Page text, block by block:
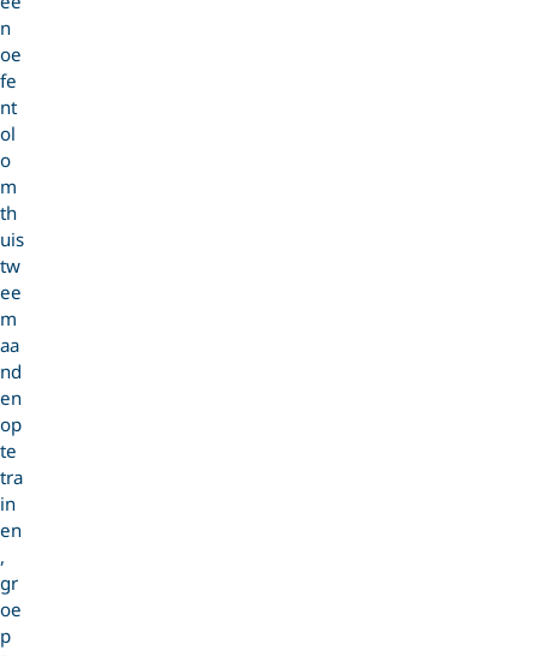
n
oe
fe
nt
ol
o
m
th
uis
tw
ee
m
aa
nd
en
op
te
tra
in
en
,
gr
oe
p